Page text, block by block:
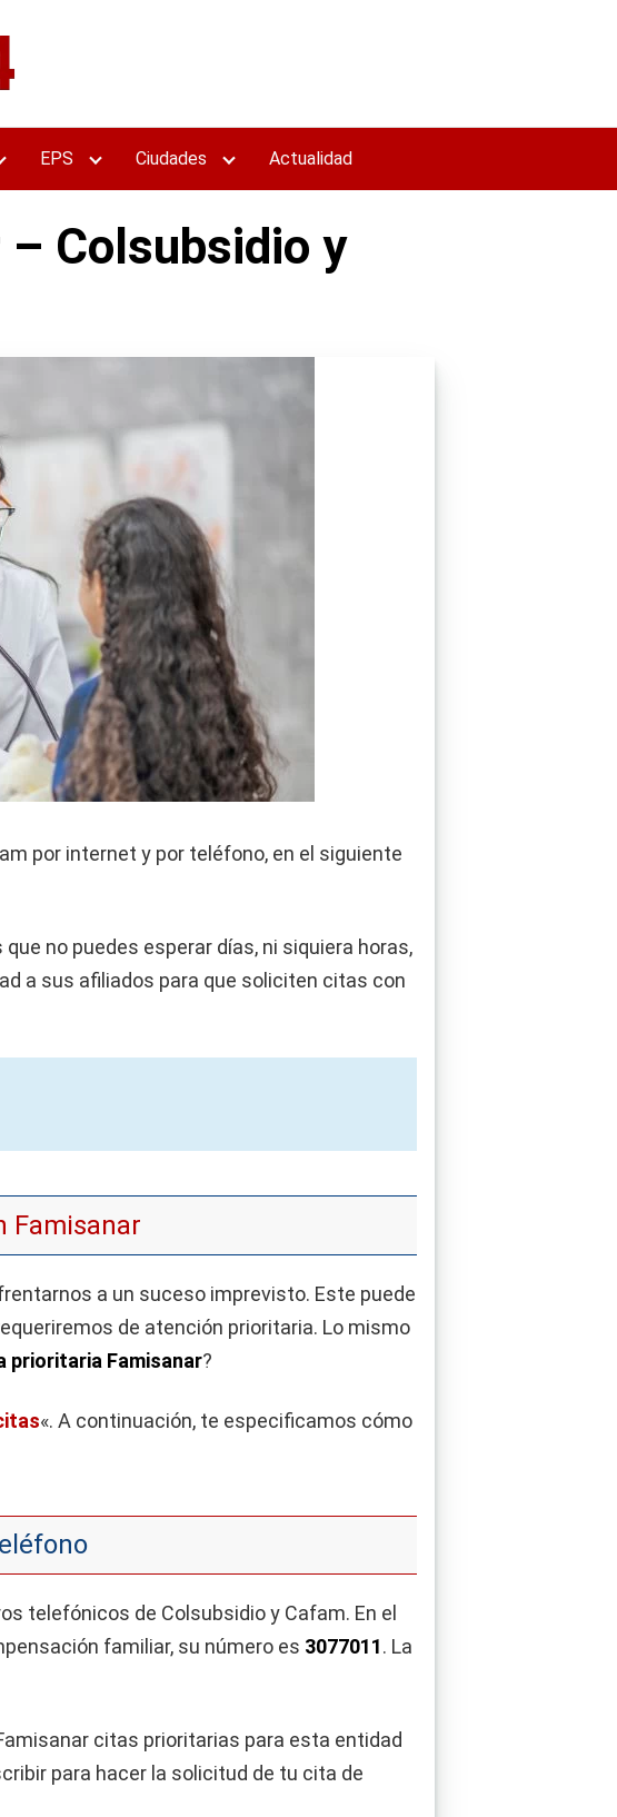
EPS Ciudades Actualidad
Colsubsidio y
por internet y por teléfono, en el siguiente
no puedes esperar días, ni siquiera horas,
a sus afiliados para que soliciten citas con
Famisanar
a un suceso imprevisto. Este puede
de atención prioritaria. Lo mismo
prioritaria Famisanar?
«. A continuación, te especificamos cómo
telefónicos de Colsubsidio y Cafam. En el
familiar, su número es 3077011. La
citas prioritarias para esta entidad
para hacer la solicitud de tu cita de